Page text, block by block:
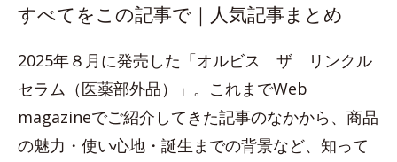
すべてをこの記事で｜人気記事まとめ
2025年８月に発売した「オルビス ザ リンクル
セラム（医薬部外品）」。これまでWeb
magazineでご紹介してきた記事のなかから、商品
の魅力・使い心地・誕生までの背景など、知って